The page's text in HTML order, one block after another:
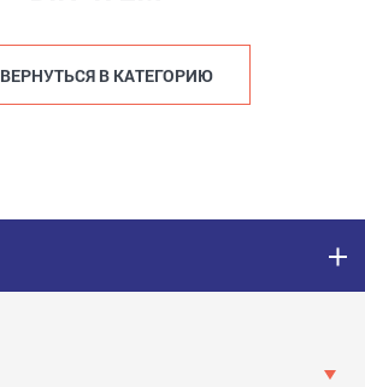
ВЕРНУТЬСЯ В КАТЕГОРИЮ